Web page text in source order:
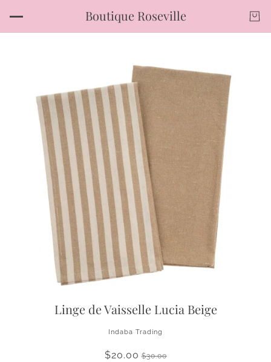
Boutique Roseville
Linge de Vaisselle Lucia Beige
Indaba Trading
$20.00 $30.00